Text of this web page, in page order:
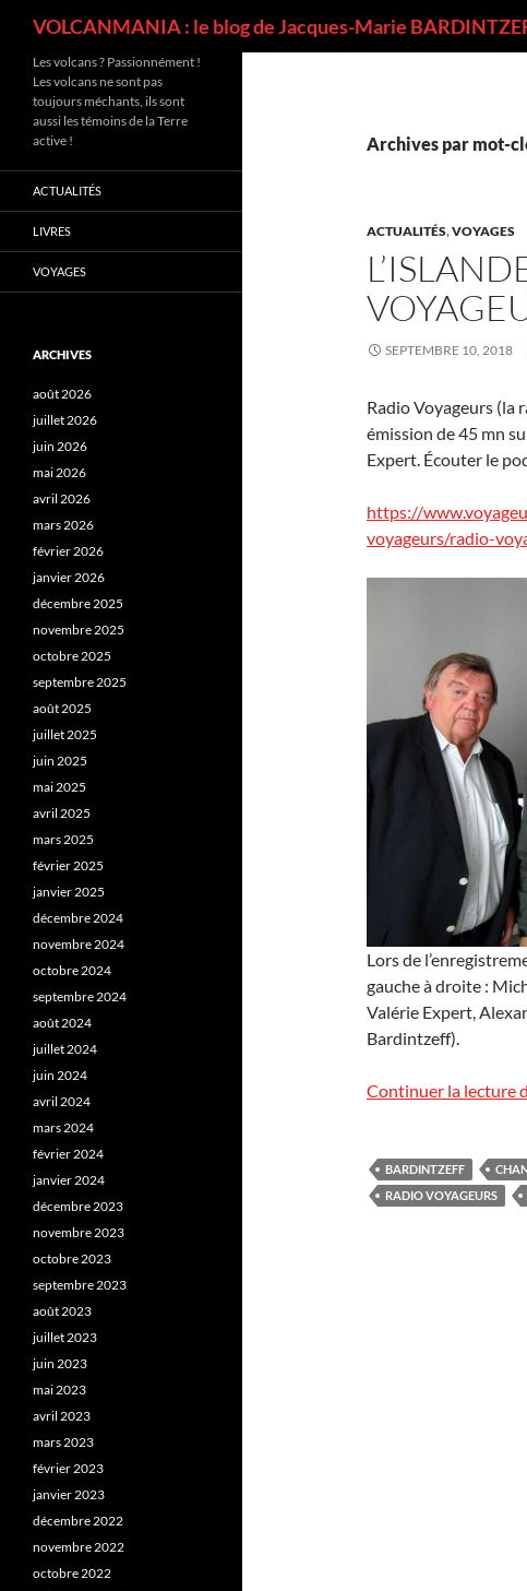
VOLCANMANIA : le blog de Jacques-Marie
Archives par mot-
ACTUALITÉS,VOYAGES
SEPTEMBRE 10, 2018
Radio Voyageurs (la
émission de 45 mn
Expert. Écouter le
https://
voyageurs/radio-
Lors de
gauche à droite :
Valérie Expert,
Bardintzeff).
Continuer la lecture
BARDINTZEFF
RADIO VOYAGEURS
Les volcans ? Passionnément !
Les volcans ne sont pas
toujours méchants, ils sont
aussi les témoins de la Terre
active !
ACTUALITÉS
LIVRES
VOYAGES
ARCHIVES
août 2026
juillet 2026
juin 2026
mai 2026
avril 2026
mars 2026
février 2026
janvier 2026
décembre 2025
novembre 2025
octobre 2025
septembre 2025
août 2025
juillet 2025
juin 2025
mai 2025
avril 2025
mars 2025
février 2025
janvier 2025
décembre 2024
novembre 2024
octobre 2024
septembre 2024
août 2024
juillet 2024
juin 2024
avril 2024
mars 2024
février 2024
janvier 2024
décembre 2023
novembre 2023
octobre 2023
septembre 2023
août 2023
juillet 2023
juin 2023
mai 2023
avril 2023
mars 2023
février 2023
janvier 2023
décembre 2022
novembre 2022
octobre 2022